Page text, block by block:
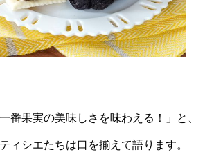
番果実の美味しさを味わえる！」と、
ィシエたちは口を揃えて語ります。